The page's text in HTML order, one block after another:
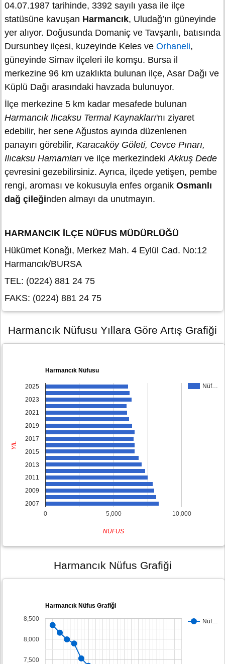
04.07.1987 tarihinde, 3392 sayılı yasa ile ilçe
statüsüne kavuşan Harmancık, Uludağ’ın güneyinde
yer alıyor. Doğusunda Domaniç ve Tavşanlı, batısında
Dursunbey ilçesi, kuzeyinde Keles ve Orhaneli,
güneyinde Simav ilçeleri ile komşu. Bursa il
merkezine 96 km uzaklıkta bulunan ilçe, Asar Dağı ve
Küplü Dağı arasındaki havzada bulunuyor.
İlçe merkezine 5 km kadar mesafede bulunan
Harmancık Ilıcaksu Termal Kaynakları'nı ziyaret
edebilir, her sene Ağustos ayında düzenlenen
panayırı görebilir, Karacaköy Göleti, Cevce Pınarı,
Ilıcaksu Hamamları ve ilçe merkezindekiAkkuş Dede
çevresini gezebilirsiniz. Ayrıca, ilçede yetişen, pembe
rengi, aroması ve kokusuyla enfes organik Osmanlı
dağ çileğinden almayı da unutmayın.
HARMANCIK İLÇE NÜFUS MÜDÜRLÜĞÜ
Hükümet Konağı, Merkez Mah. 4 Eylül Cad. No:12
Harmancık/BURSA
TEL: (0224) 881 24 75
FAKS: (0224) 881 24 75
Harmancık Nüfusu Yıllara Göre Artış Grafiği
Harmancık Nüfusu
Nüf…
0 5,000 10,000
2025
2023
2021
2019
2017
2015
2013
2011
2009
2007
NÜFUS
YIL
Harmancık Nüfus Grafiği
Harmancık Nüfus Grafiği
Nüf…
7,500
8,000
8,500